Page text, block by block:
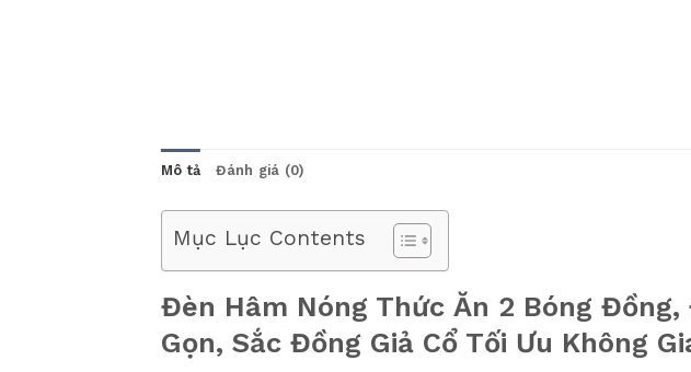
Mô tả Đánh giá (0)
Mục Lục Contents
Đèn Hâm Nóng Thức Ăn 2 Bóng
Gọn, Sắc Đồng Giả Cổ Tối Ưu Không